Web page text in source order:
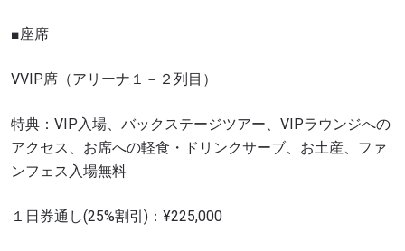
■座席
VVIP席（アリーナ１－２列目）
特典：VIP入場、バックステージツアー、VIPラウンジへの
アクセス、お席への軽食・ドリンクサーブ、お土産、ファ
ンフェス入場無料
１日券通し(25%割引)：¥225,000